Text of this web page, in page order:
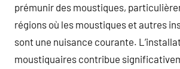
prémunir des moustiques,
régions où les moustiques et autres
sont une nuisance courante.
moustiquaires contribue